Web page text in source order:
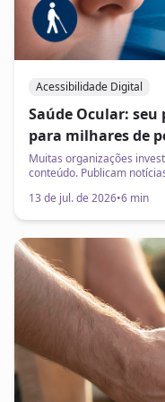
Acessibilidade Digital
Saúde Ocular:
para milhares de
Muitas organizações
conteúdo. Publicam
entra nas reuniões de
13 de jul. de 2026•6 min